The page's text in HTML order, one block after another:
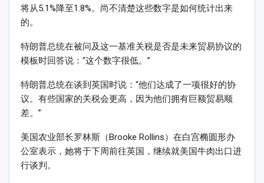
将从5.1%降至1.8%。尚不清楚这些数字是如何统计出来
的。
特朗普总统在被问及这一基准关税是否是未来贸易协议的
模板时回答说：“这个数字很低。”
特朗普总统在谈到英国时说：“他们达成了一项很好的协
议。有些国家的关税会更高，因为他们拥有巨额贸易顺
差。”
美国农业部长罗林斯（Brooke Rollins）在白宫椭圆形办
公室表示，她将于下周前往英国，继续就美国牛肉出口进
行谈判。